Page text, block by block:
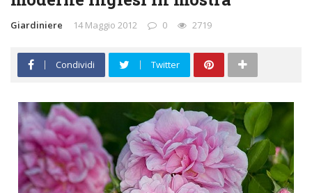
Giardiniere 14 Maggio 2012 0 2719
Condividi Twitter